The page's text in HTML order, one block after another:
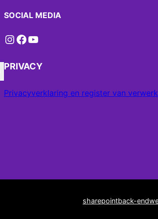
SOCIAL MEDIA
Instagram Facebook YouTube
PRIVACY
Privacyverklaring en register van
sharepointback-end